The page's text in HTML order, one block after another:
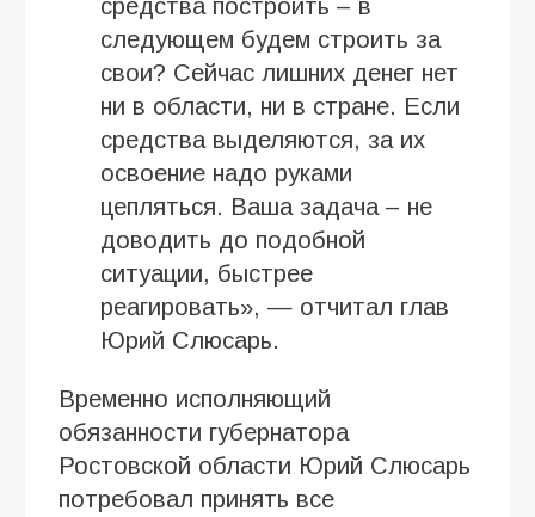
средства построить – в
следующем будем строить за
свои? Сейчас лишних денег нет
ни в области, ни в стране. Если
средства выделяются, за их
освоение надо руками
цепляться. Ваша задача – не
доводить до подобной
ситуации, быстрее
реагировать», — отчитал глав
Юрий Слюсарь.
Временно исполняющий
обязанности губернатора
Ростовской области Юрий Слюсарь
потребовал принять все